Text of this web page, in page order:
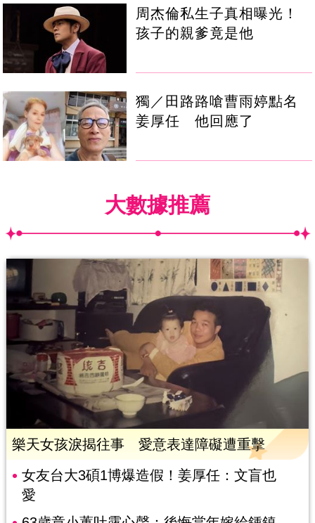
周杰倫私生子真相曝光！
孩子的親爹竟是他
獨／田路路嗆曹雨婷點名
姜厚任 他回應了
大數據推薦
樂天女孩淚揭往事 愛意表達障礙遭重擊
女友台大3碩1博爆造假！姜厚任：文盲也
愛